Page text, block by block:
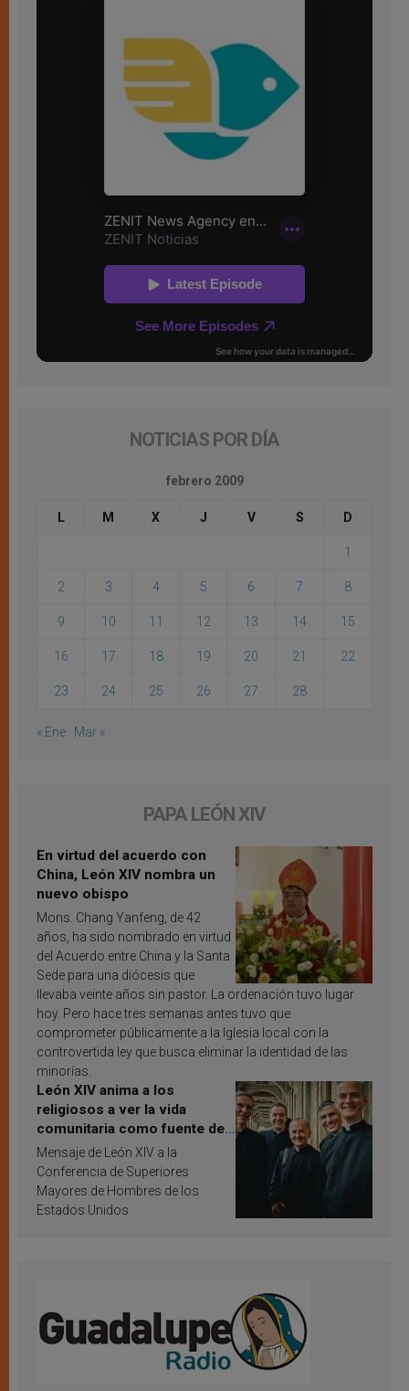
NOTICIAS POR DÍA
febrero 2009
L M X J V S D
1
2 3 4 5 6 7 8
9 10 11 12 13 14 15
16 17 18 19 20 21 22
23 24 25 26 27 28
« Ene Mar »
PAPA LEÓN XIV
En virtud del acuerdo con
China, León XIV nombra un
nuevo obispo
Mons. Chang Yanfeng, de 42
años, ha sido nombrado en virtud
del Acuerdo entre China y la Santa
Sede para una diócesis que
llevaba veinte años sin pastor. La ordenación tuvo lugar
hoy. Pero hace tres semanas antes tuvo que
comprometer públicamente a la Iglesia local con la
controvertida ley que busca eliminar la identidad de las
minorías.
León XIV anima a los
religiosos a ver la vida
comunitaria como fuente de
inspiración y santificación
Mensaje de León XIV a la
Conferencia de Superiores
Mayores de Hombres de los
Estados Unidos